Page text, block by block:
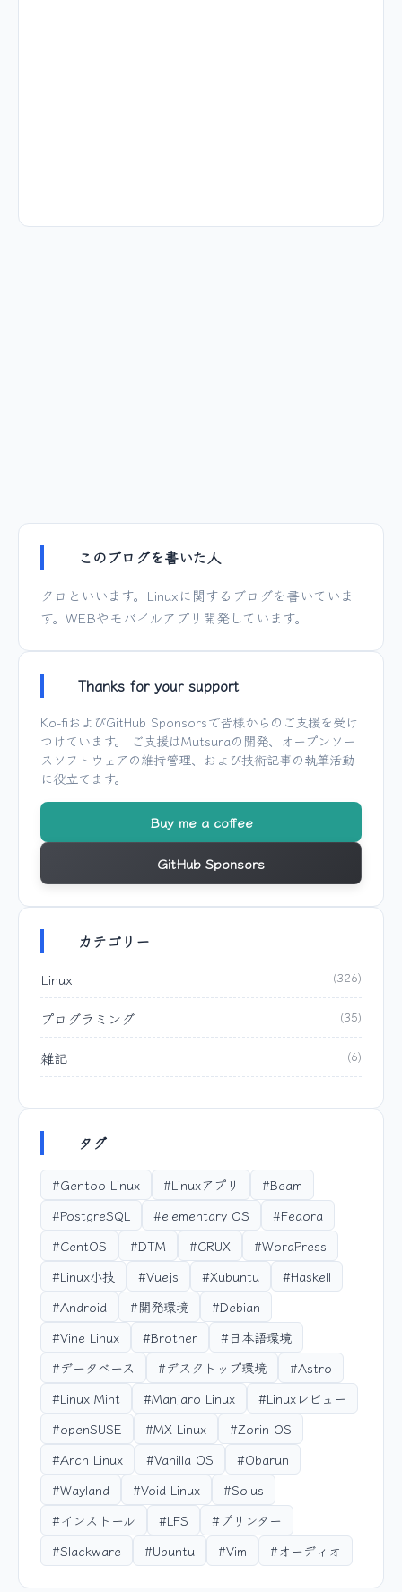
このブログを書いた人
クロといいます。Linuxに関するブログを書いていま
す。WEBやモバイルアプリ開発しています。
Thanks for your support
Ko-fiおよびGitHub Sponsorsで皆様からのご支援を受け
つけています。 ご支援はMutsuraの開発、オープンソー
スソフトウェアの維持管理、および技術記事の執筆活動
に役立てます。
Buy me a coffee
GitHub Sponsors
カテゴリー
Linux (326)
プログラミング (35)
雑記 (6)
タグ
#Gentoo Linux #Linuxアプリ
#Beam
#PostgreSQL
#elementary OS
#Fedora
#CentOS
#DTM #CRUX
#WordPress
#Linux小技
#Vuejs #Xubuntu
#Haskell
#Android
#開発環境
#Debian
#Vine Linux
#Brother
#日本語環境
#データベース
#デスクトップ環境
#Astro
#Linux Mint
#Manjaro Linux
#Linuxレビュー
#openSUSE
#MX Linux
#Zorin OS
#Arch Linux
#Vanilla OS
#Obarun
#Wayland
#Void Linux
#Solus
#インストール
#LFS
#プリンター
#Slackware
#Ubuntu #Vim #オーディオ